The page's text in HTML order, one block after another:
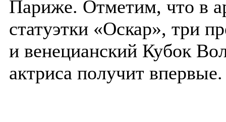
Париже. Отметим, что в
статуэтки «Оскар», три
и венецианский Кубок
актриса получит впервые.